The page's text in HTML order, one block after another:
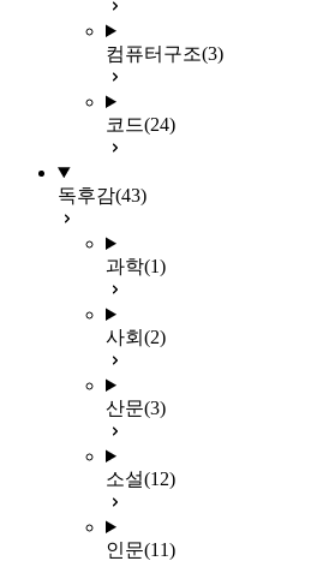
컴퓨터구조(3)
코드(24)
독후감(43)
과학(1)
사회 (2)
산문(3)
소설(12)
인문(11)